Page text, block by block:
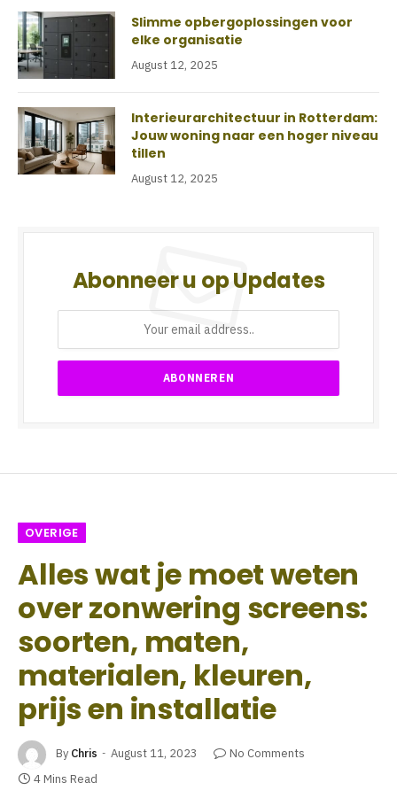
Slimme opbergoplossingen voor
elke organisatie
August 12, 2025
Interieurarchitectuur in Rotterdam:
Jouw woning naar een hoger niveau
tillen
August 12, 2025
Abonneer u op Updates
OVERIGE
Alles wat je moet weten
over zonwering screens:
soorten, maten,
materialen, kleuren,
prijs en installatie
By Chris August 11, 2023
No Comments
4 Mins Read